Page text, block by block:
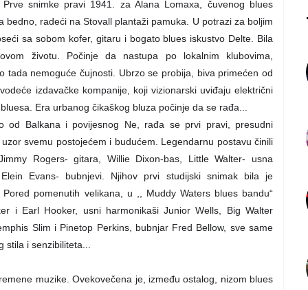
snimke pravi 1941. za Alana Lomaxa, čuvenog blues
bedno, radeći na Stovall plantaži pamuka. U potrazi za boljim
sa sobom kofer, gitaru i bogato blues iskustvo Delte. Bila
životu. Počinje da nastupa po lokalnim klubovima,
tada nemoguće čujnosti. Ubrzo se probija, biva primećen od
izdavačke kompanije, koji vizionarski uviđaju električni
Era urbanog čikaškog bluza počinje da se rađa...
od Balkana i povijesnog Ne, rađa se prvi pravi, presudni
svemu postojećem i budućem. Legendarnu postavu činili
Rogers- gitara, Willie Dixon-bas, Little Walter- usna
Evans- bubnjevi. Njihov prvi studijski snimak bila je
pomenutih velikana, u ,, Muddy Waters blues bandu“
i Earl Hooker, usni harmonikaši Junior Wells, Big Walter
Slim i Pinetop Perkins, bubnjar Fred Bellow, sve same
stila i senzibiliteta...
muzike. Ovekovečena je, između ostalog, nizom blues